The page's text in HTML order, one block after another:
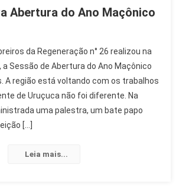
Abertura do Ano Maçônico
da Regeneração n° 26 realizou na
Sessão de Abertura do Ano Maçônico
A região está voltando com os trabalhos
de Uruçuca não foi diferente. Na
uma palestra, um bate papo
[…]
Leia mais...